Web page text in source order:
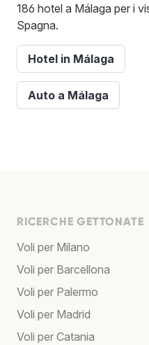
186 hotel a Málaga per i
Spagna.
Hotel in Málaga
Auto a Málaga
RICERCHE GETTONATE
Voli per Milano
Voli per Barcellona
Voli per Palermo
Voli per Madrid
Voli per Catania